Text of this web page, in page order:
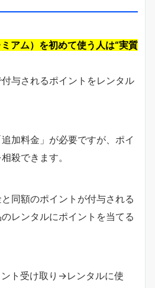
アム）を初めて使う人は“実質
与されるポイントをレンタル
加料金」が必要ですが、ポイ
殺できます。
同額のポイントが付与される
レンタルにポイントを当てる
ト受け取り→レンタルに使